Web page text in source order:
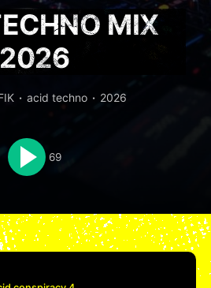
MIX
2026
acid techno 2026
69